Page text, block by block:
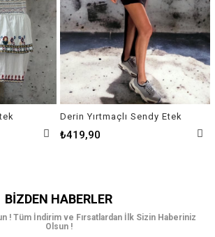
Derin Yırtmaçlı Sendy Etek
₺419,90
BIZDEN HABERLER
! Tüm İndirim ve Fırsatlardan İlk Sizin Haberiniz
Olsun !